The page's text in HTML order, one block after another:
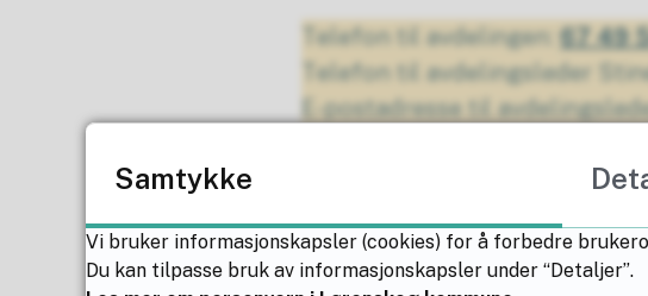
Telefon til avdelingen:67 49
Telefon til avdelingsleder
E-postadresse til
Søknad og informasjon
Søknad og spørsmål om
Samtykke
Vi bruker informasjonskapsler (cookies) for å forbedre
Du kan tilpasse bruk av informasjonskapsler under “Detaljer”.